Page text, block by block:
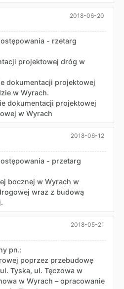
2018-06-20
- rzetarg
projektowej dróg w
dokumentacji projektowej
w Wyrach.
dokumentacji projektowej
w Wyrach
2018-06-12
- przetarg
bocznej w Wyrach w
wraz z budową
2018-05-21
pn.:
poprzez przebudowę
Tyska, ul. Tęczowa w
w Wyrach – opracowanie